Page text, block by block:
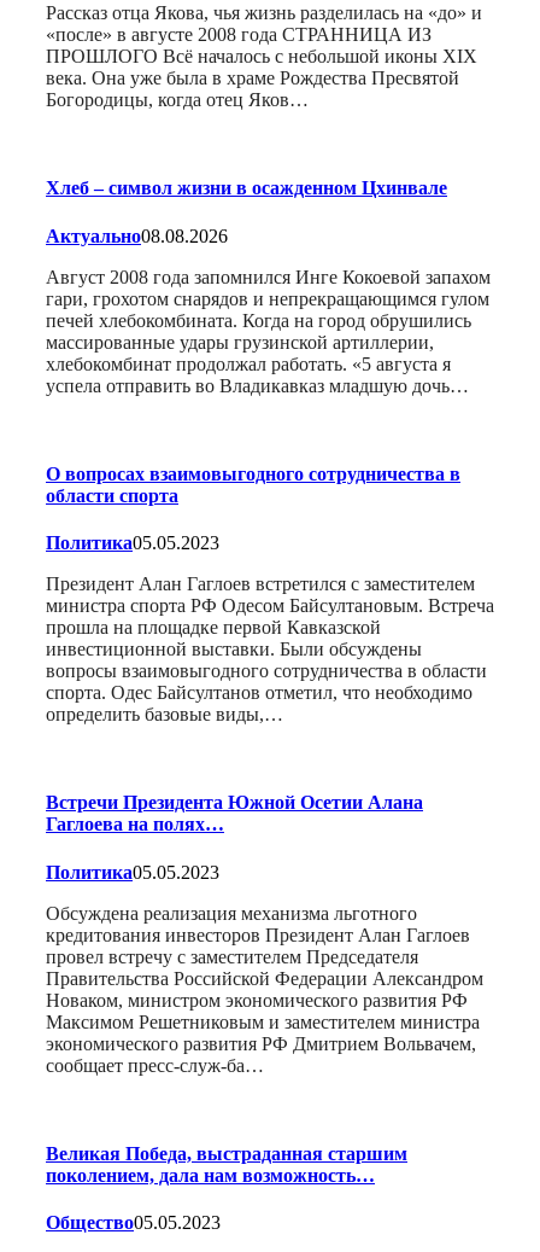
Рассказ отца Якова, чья жизнь разделилась на «до» и
«после» в августе 2008 года СТРАННИЦА ИЗ
ПРОШЛОГО Всё началось с небольшой иконы XIX
века. Она уже была в храме Рождества Пресвятой
Богородицы, когда отец Яков…
Хлеб – символ жизни в осажденном Цхинвале
Актуально08.08.2026
Август 2008 года запомнился Инге Кокоевой запахом
гари, грохотом снарядов и непрекращающимся гулом
печей хлебокомбината. Когда на город обрушились
массированные удары грузинской артиллерии,
хлебокомбинат продолжал работать. «5 августа я
успела отправить во Владикавказ младшую дочь…
О вопросах взаимовыгодного сотрудничества в
области спорта
Политика05.05.2023
Президент Алан Гаглоев встретился с заместителем
министра спорта РФ Одесом Байсултановым. Встреча
прошла на площадке первой Кавказской
инвестиционной выставки. Были обсуждены
вопросы взаимовыгодного сотрудничества в области
спорта. Одес Байсултанов отметил, что необходимо
определить базовые виды,…
Встречи Президента Южной Осетии Алана
Гаглоева на полях…
Политика05.05.2023
Обсуждена реализация механизма льготного
кредитования инвесторов Президент Алан Гаглоев
провел встречу с заместителем Председателя
Правительства Российской Федерации Александром
Новаком, министром экономического развития РФ
Максимом Решетниковым и заместителем министра
экономического развития РФ Дмитрием Вольвачем,
сообщает пресс-служ-ба…
Великая Победа, выстраданная старшим
поколением, дала нам возможность…
Общество05.05.2023